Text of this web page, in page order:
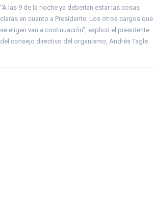
“A las 9 de la noche ya deberían estar las cosas
claras en cuanto a Presidente. Los otros cargos que
se eligen van a continuación”, explicó el presidente
del consejo directivo del organismo, Andrés Tagle.